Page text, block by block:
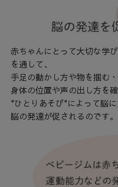
赤ちゃんにとって大切な学
を通して、
手足の動かし方や物を掴む・
身体の位置や声の出し方を確
"ひとりあそび"によって脳
脳の発達が促されるのです。